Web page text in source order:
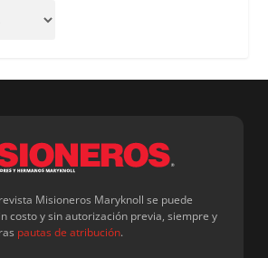
Misioneros Maryknoll se puede
costo y sin autorización previa, siempre y
pautas de atribución.